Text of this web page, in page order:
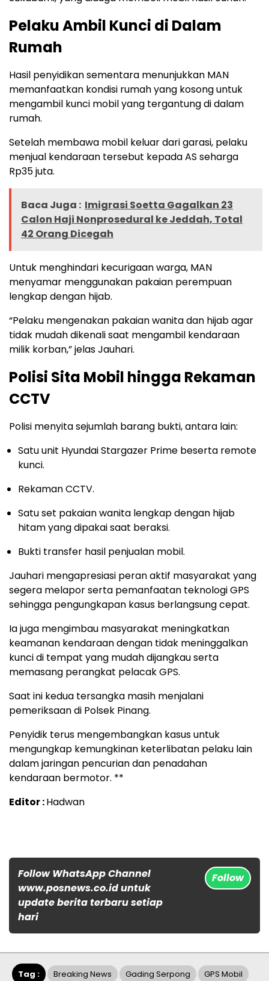
Pelaku Ambil Kunci di Dalam
Rumah
Hasil penyidikan sementara menunjukkan MAN
memanfaatkan kondisi rumah yang kosong untuk
mengambil kunci mobil yang tergantung di dalam
rumah.
Setelah membawa mobil keluar dari garasi, pelaku
menjual kendaraan tersebut kepada AS seharga
Rp35 juta.
Baca Juga : Imigrasi Soetta Gagalkan 23
Calon Haji Nonprosedural ke Jeddah, Total
42 Orang Dicegah
Untuk menghindari kecurigaan warga, MAN
menyamar menggunakan pakaian perempuan
lengkap dengan hijab.
“Pelaku mengenakan pakaian wanita dan hijab agar
tidak mudah dikenali saat mengambil kendaraan
milik korban,” jelas Jauhari.
Polisi Sita Mobil hingga Rekaman
CCTV
Polisi menyita sejumlah barang bukti, antara lain:
Satu unit Hyundai Stargazer Prime beserta remote
kunci.
Rekaman CCTV.
Satu set pakaian wanita lengkap dengan hijab
hitam yang dipakai saat beraksi.
Bukti transfer hasil penjualan mobil.
Jauhari mengapresiasi peran aktif masyarakat yang
segera melapor serta pemanfaatan teknologi GPS
sehingga pengungkapan kasus berlangsung cepat.
Ia juga mengimbau masyarakat meningkatkan
keamanan kendaraan dengan tidak meninggalkan
kunci di tempat yang mudah dijangkau serta
memasang perangkat pelacak GPS.
Saat ini kedua tersangka masih menjalani
pemeriksaan di Polsek Pinang.
Penyidik terus mengembangkan kasus untuk
mengungkap kemungkinan keterlibatan pelaku lain
dalam jaringan pencurian dan penadahan
kendaraan bermotor. **
Editor :Hadwan
Follow WhatsApp Channel
www.posnews.co.id untuk
update berita terbaru setiap
hari
Follow
Tag : Breaking News Gading Serpong GPS Mobil